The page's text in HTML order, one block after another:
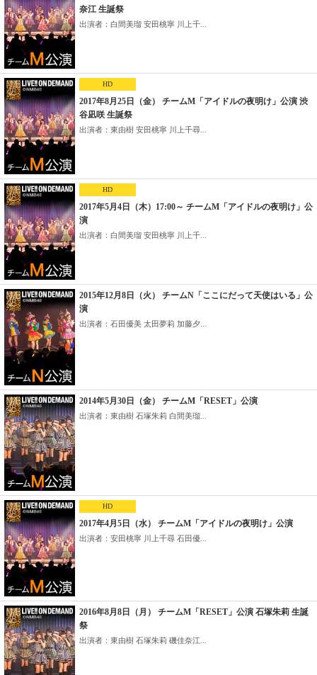
奈江 生誕祭
出演者：白間美瑠 安田桃寧 川上千...
HD
2017年8月25日（金） チームM「アイドルの夜明け」公演 渋
谷凪咲 生誕祭
出演者：東由樹 安田桃寧 川上千尋...
HD
2017年5月4日（木）17:00～ チームM「アイドルの夜明け」公
演
出演者：白間美瑠 安田桃寧 川上千...
2015年12月8日（火） チームN「ここにだって天使はいる」公
演
出演者：石田優美 太田夢莉 加藤夕...
2014年5月30日（金） チームM「RESET」公演
出演者：東由樹 石塚朱莉 白間美瑠...
HD
2017年4月5日（水） チームM「アイドルの夜明け」公演
出演者：安田桃寧 川上千尋 石田優...
2016年8月8日（月） チームM「RESET」公演 石塚朱莉 生誕
祭
出演者：東由樹 石塚朱莉 磯佳奈江...